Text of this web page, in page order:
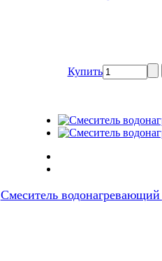
Купить
Смеситель